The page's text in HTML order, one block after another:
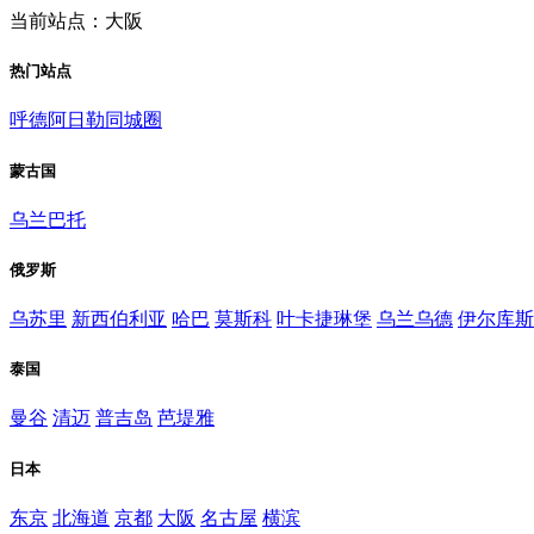
当前站点：大阪
热门站点
呼德阿日勒同城圈
蒙古国
乌兰巴托
俄罗斯
乌苏里 新西伯利亚 哈巴 莫斯科 叶卡捷琳堡 乌兰乌德 伊尔库
泰国
曼谷 清迈 普吉岛 芭堤雅
日本
东京 北海道 京都 大阪 名古屋 横滨